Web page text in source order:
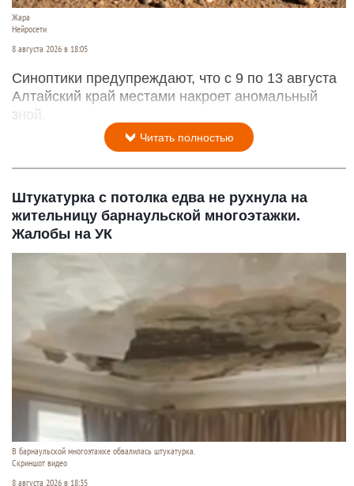
Жара
Нейросети
8 августа 2026 в 18:05
Синоптики предупреждают, что с 9 по 13 августа
Алтайский край местами накроет аномальный
зной.
Читать полностью
Штукатурка с потолка едва не рухнула на
жительницу барнаульской многоэтажки.
Жалобы на УК
В барнаульской многоэтажке обвалилась штукатурка.
Скриншот видео
8 августа 2026 в 18:35